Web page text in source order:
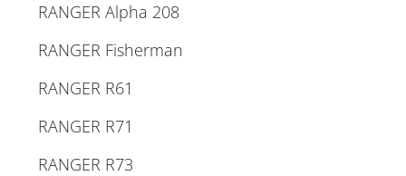
RANGER Alpha 208
RANGER Fisherman
RANGER R61
RANGER R71
RANGER R73